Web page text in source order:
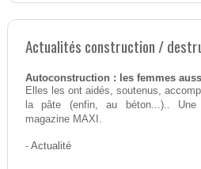
Actualités construction /
Autoconstruction : les femmes
Elles les ont aidés, soutenus,
la pâte (enfin, au béton...)..
magazine MAXI.
- Actualité